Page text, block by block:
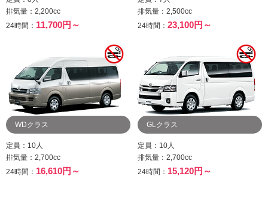
排気量：2,200cc
24時間： 11,700円～
排気量：2,500cc
24時間：23,100円～
WDクラス
定員：10人
排気量：2,700cc
24時間： 16,610円～
GLクラス
定員：10人
排気量：2,700cc
24時間： 15,120円～